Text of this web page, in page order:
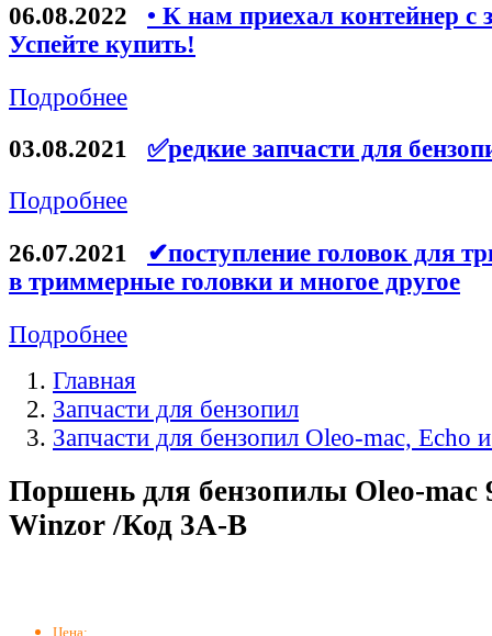
Запчасти для компрессоров
Конденсаторы
Ремни для электроинструмента
06.08.2022
• К нам приехал контейнер с
Успейте купить!
Подробнее
03.08.2021
✅редкие запчасти для
Подробнее
26.07.2021
✔поступление головок для
в триммерные головки и многое другое
Подробнее
Главная
Запчасти для бензопил
Запчасти для бензопил Oleo-mac, Echo
Поршень для бензопилы Oleo-mac
Winzor /Код 3A-B
Цена: